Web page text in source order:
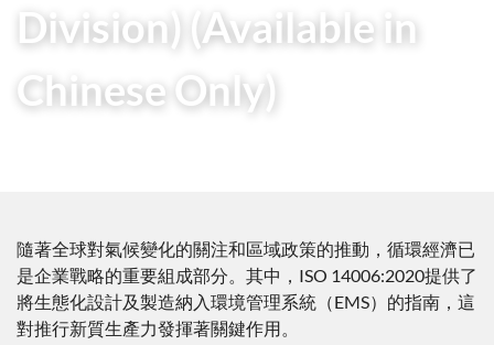
Division) (Available in
Chinese Only)
隨著全球對氣候變化的關注和區域政策的推動，循環經濟已
是企業戰略的重要組成部分。其中，ISO 14006:2020提供了
將生態化設計及製造納入環境管理系統（EMS）的指南，這
對推行新質生產力發揮著關鍵作用。